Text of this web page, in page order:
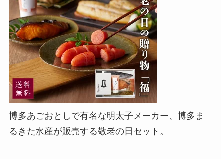
博多あごおとしで有名な明太子メーカー、博多ま
るきた水産が販売する敬老の日セット。